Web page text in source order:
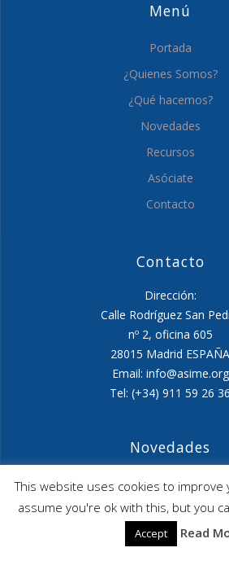
Menú
Portada
¿Quienes Somos?
¿Qué hacemos?
Novedades
Recursos
Asóciate
Contacto
Contacto
Dirección:
Calle Rodríguez San
nº 2, oficina 605
28015 Madrid ESPAÑA
Email: info@asime.org
Tel: (+34) 911 59 26 36
Novedades
Agenda ASIME-Ultimo
ASIME celebrará en diciembre una
sus jornadas
This website uses cookies to improve
assume you're ok with this, but you
Accept Read